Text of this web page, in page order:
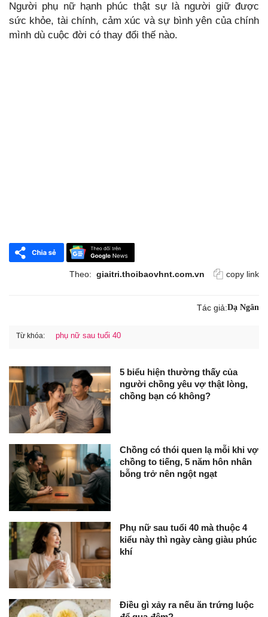
Người phụ nữ hạnh phúc thật sự là người giữ được
sức khỏe, tài chính, cảm xúc và sự bình yên của chính
mình dù cuộc đời có thay đổi thế nào.
Theo: giaitri.thoibaovhnt.com.vn copy link
Tác giả:Dạ Ngân
Từ khóa: phụ nữ sau tuổi 40
5 biểu hiện thường thấy của
người chồng yêu vợ thật lòng,
chồng bạn có không?
Chồng có thói quen lạ mỗi khi vợ
chồng to tiếng, 5 năm hôn nhân
bỗng trở nên ngột ngạt
Phụ nữ sau tuổi 40 mà thuộc 4
kiểu này thì ngày càng giàu phúc
khí
Điều gì xảy ra nếu ăn trứng luộc